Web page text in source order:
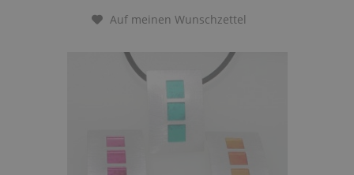
Auf meinen Wunschzettel